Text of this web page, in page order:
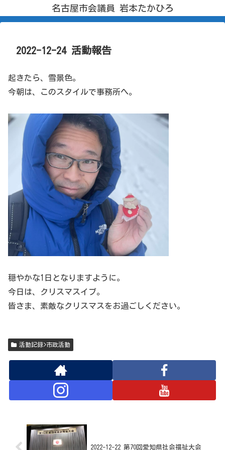
名古屋市会議員 岩本たかひろ
2022-12-24 活動報告
起きたら、雪景色。
今朝は、このスタイルで事務所へ。
穏やかな1日となりますように。
今日は、クリスマスイブ。
皆さま、素敵なクリスマスをお過ごしください。
活動記録>市政活動
2022-12-22 第70回愛知県社会福祉大会